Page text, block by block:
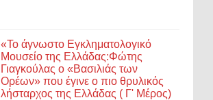
«Το άγνωστο Εγκληματολογικό
Μουσείο της Ελλάδας:Φώτης
Γιαγκούλας ο «Βασιλιάς των
Ορέων» που έγινε ο πιο θρυλικός
λήσταρχος της Ελλάδας ( Γ' Μέρος)